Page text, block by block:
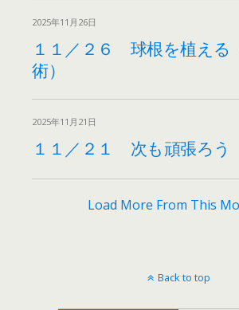
2025年11月26日
１１／２６ 球根を植える
術）
2025年11月21日
１１／２１ 次も頑張ろう
Load More From This
Back to top